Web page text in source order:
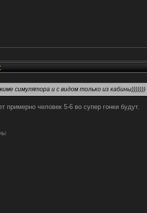
симулятора и с видом только из кабины)))))))
человек 5-6 во супер гонки будут.